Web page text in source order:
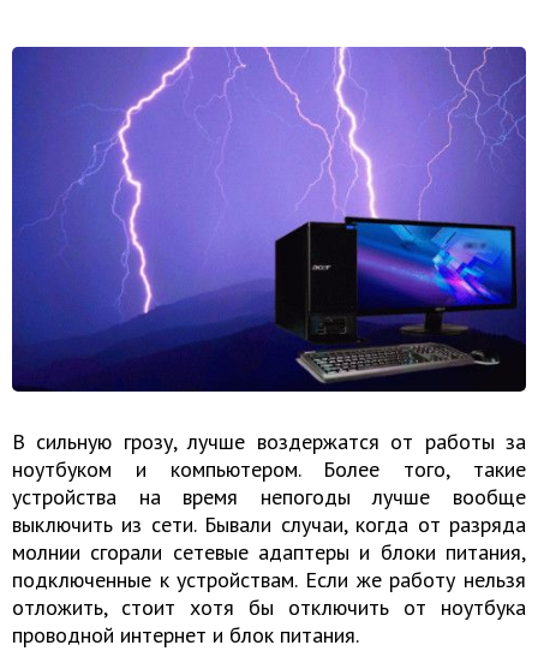
В сильную грозу, лучше воздержатся от работы за
ноутбуком и компьютером. Более того, такие
устройства на время непогоды лучше вообще
выключить из сети. Бывали случаи, когда от разряда
молнии сгорали сетевые адаптеры и блоки питания,
подключенные к устройствам. Если же работу нельзя
отложить, стоит хотя бы отключить от ноутбука
проводной интернет и блок питания.